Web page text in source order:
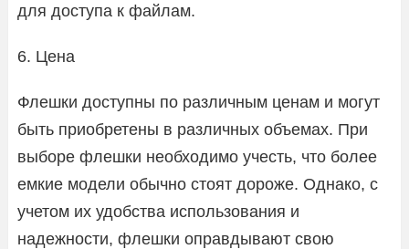
для доступа к файлам.
6. Цена
Флешки доступны по различным ценам и могут
быть приобретены в различных объемах. При
выборе флешки необходимо учесть, что более
емкие модели обычно стоят дороже. Однако, с
учетом их удобства использования и
надежности, флешки оправдывают свою